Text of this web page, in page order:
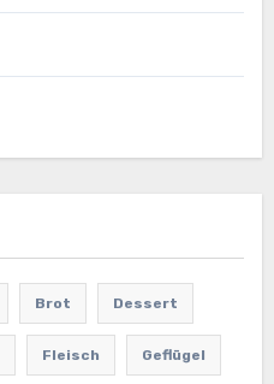
Brot Dessert
Fleisch Geflügel